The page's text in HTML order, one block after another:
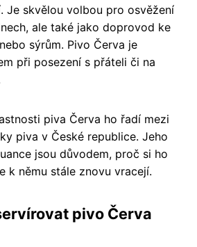
Je skvělou volbou pro osvěžení
ale také jako doprovod ke
sýrům. Pivo Červa je
při posezení s přáteli či na
piva Červa ho řadí mezi
piva v České republice. Jeho
jsou důvodem, proč si ho
k němu stále znovu vracejí.
pivo Červa